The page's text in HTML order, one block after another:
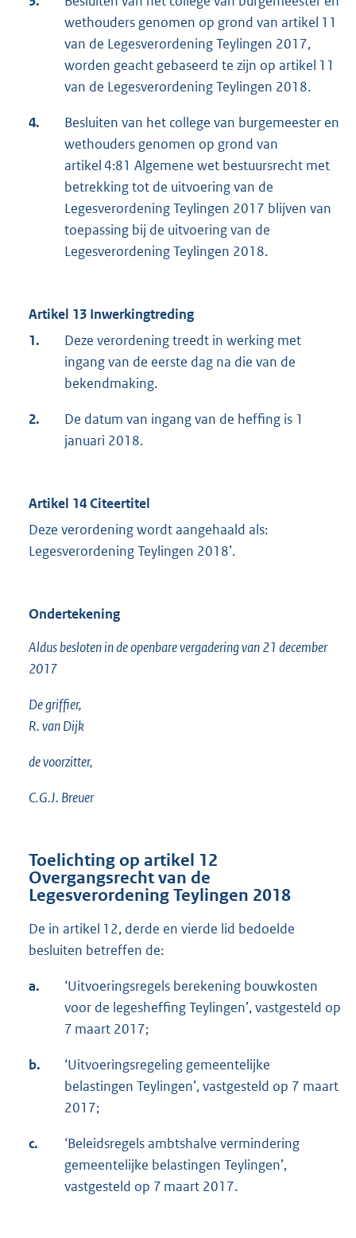
wethouders genomen op grond van artikel 11
van de Legesverordening Teylingen 2017,
worden geacht gebaseerd te zijn op artikel 11
van de Legesverordening Teylingen 2018.
4.
Besluiten van het college van burgemeester en
wethouders genomen op grond van
artikel 4:81 Algemene wet bestuursrecht met
betrekking tot de uitvoering van de
Legesverordening Teylingen 2017 blijven van
toepassing bij de uitvoering van de
Legesverordening Teylingen 2018.
Artikel 13 Inwerkingtreding
1.
Deze verordening treedt in werking met
ingang van de eerste dag na die van de
bekendmaking.
2.
De datum van ingang van de heffing is 1
januari 2018.
Artikel 14 Citeertitel
Deze verordening wordt aangehaald als:
Legesverordening Teylingen 2018’.
Ondertekening
Aldus besloten in de openbare vergadering van 21 december
2017
De griffier,
R. van Dijk
de voorzitter,
C.G.J. Breuer
Toelichting op artikel 12
Overgangsrecht van de
Legesverordening Teylingen 2018
De in artikel 12, derde en vierde lid bedoelde
besluiten betreffen de:
a.
‘Uitvoeringsregels berekening bouwkosten
voor de legesheffing Teylingen’, vastgesteld op
7 maart 2017;
b.
‘Uitvoeringsregeling gemeentelijke
belastingen Teylingen’, vastgesteld op 7 maart
2017;
c.
‘Beleidsregels ambtshalve vermindering
gemeentelijke belastingen Teylingen’,
vastgesteld op 7 maart 2017.